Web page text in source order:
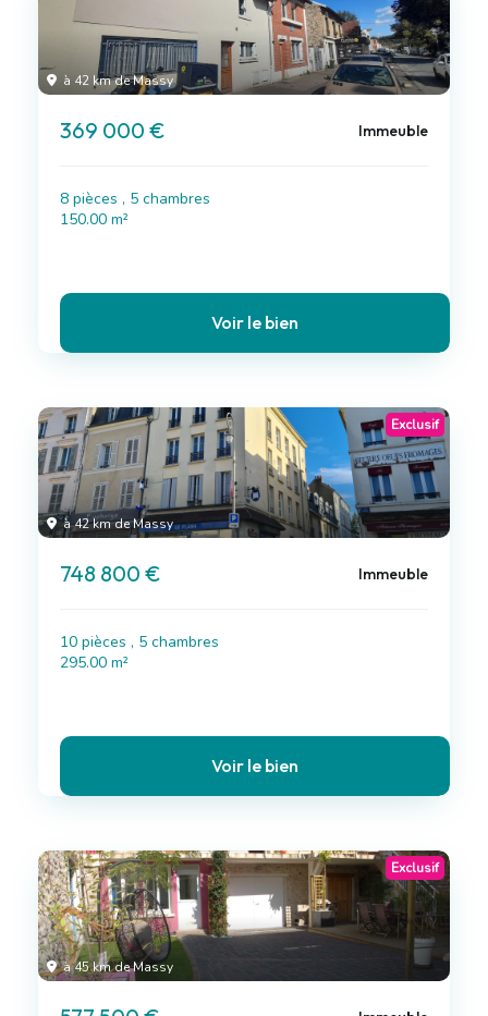
à 42 km de Massy
369 000 € Immeuble
8 pièces , 5 chambres
150.00 m²
Voir le bien
à 42 km de Massy
Exclusif
748 800 € Immeuble
10 pièces , 5 chambres
295.00 m²
Voir le bien
à 45 km de Massy
Exclusif